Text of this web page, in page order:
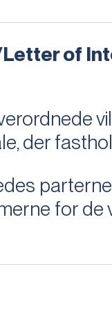
of
der
for de